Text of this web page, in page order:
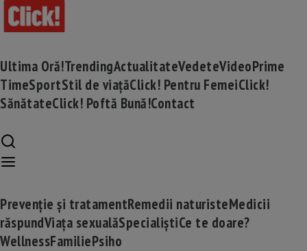
Ultima Oră!TrendingActualitateVedeteVideoPrime
TimeSportStil de viațăClick! Pentru FemeiClick!
SănătateClick! Poftă Bună!Contact
Prevenție și tratamentRemedii naturisteMedicii
răspundViața sexualăSpecialiștiCe te doare?
WellnessFamiliePsiho